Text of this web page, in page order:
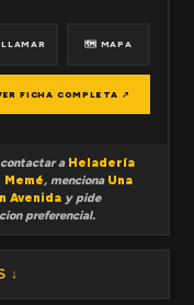
LLAMAR 🗺 MAPA
FICHA COMPLETA ↗
contactar a Heladería
Memé, menciona Una
Avenida y pide
preferencial.
↓